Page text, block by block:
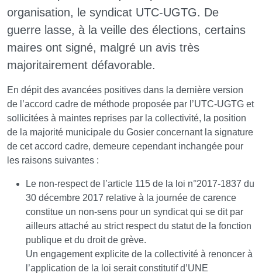
organisation, le syndicat UTC-UGTG. De
guerre lasse, à la veille des élections, certains
maires ont signé, malgré un avis très
majoritairement défavorable.
En dépit des avancées positives dans la dernière version
de l’accord cadre de méthode proposée par l’UTC-UGTG et
sollicitées à maintes reprises par la collectivité, la position
de la majorité municipale du Gosier concernant la signature
de cet accord cadre, demeure cependant inchangée pour
les raisons suivantes :
Le non-respect de l’article 115 de la loi n°2017-1837 du
30 décembre 2017 relative à la journée de carence
constitue un non-sens pour un syndicat qui se dit par
ailleurs attaché au strict respect du statut de la fonction
publique et du droit de grève.
Un engagement explicite de la collectivité à renoncer à
l’application de la loi serait constitutif d’UNE